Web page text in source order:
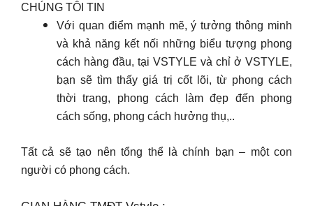
CHÚNG TÔI TIN
Với quan điểm mạnh mẽ, ý tưởng thông minh
và khả năng kết nối những biểu tượng phong
cách hàng đầu, tại VSTYLE và chỉ ở VSTYLE,
bạn sẽ tìm thấy giá trị cốt lõi, từ phong cách
thời trang, phong cách làm đẹp đến phong
cách sống, phong cách hưởng thụ,..
Tất cả sẽ tạo nên tổng thể là chính bạn – một con
người có phong cách.